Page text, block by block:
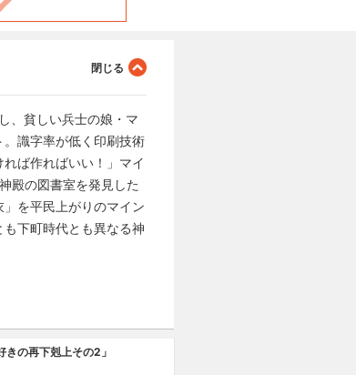
、貧しい兵士の娘・マ
識字率が低く印刷技術
ば作ればいい！」マイ
殿の図書室を発見した
を平民上がりのマイン
下町時代とも異なる神
きの再下剋上その2」